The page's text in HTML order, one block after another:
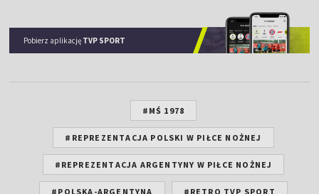
Pobierz aplikację TVP SPORT
#MŚ 1978
#REPREZENTACJA POLSKI W PIŁCE NOŻNEJ
#REPREZENTACJA ARGENTYNY W PIŁCE NOŻNEJ
#POLSKA-ARGENTYNA #RETRO TVP SPORT